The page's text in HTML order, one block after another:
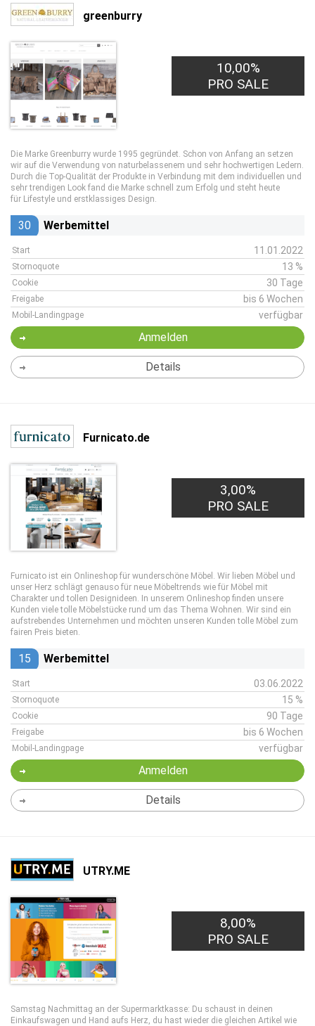
greenburry
10,00%
PRO SALE
Die Marke Greenburry wurde 1995 gegründet. Schon von Anfang an setzen
wir auf die Verwendung von naturbelassenem und sehr hochwertigen Ledern.
Durch die Top-Qualität der Produkte in Verbindung mit dem individuellen und
sehr trendigen Look fand die Marke schnell zum Erfolg und steht heute
für Lifestyle und erstklassiges Design.
30 Werbemittel
Start 11.01.2022
Stornoquote 13 %
Cookie 30 Tage
Freigabe bis 6 Wochen
Mobil-Landingpage verfügbar
Anmelden
Details
Furnicato.de
3,00%
PRO SALE
Furnicato ist ein Onlineshop für wunderschöne Möbel. Wir lieben Möbel und
unser Herz schlägt genauso für neue Möbeltrends wie für Möbel mit
Charakter und tollen Designideen. In unserem Onlineshop finden unsere
Kunden viele tolle Möbelstücke rund um das Thema Wohnen. Wir sind ein
aufstrebendes Unternehmen und möchten unseren Kunden tolle Möbel zum
fairen Preis bieten.
15 Werbemittel
Start 03.06.2022
Stornoquote 15 %
Cookie 90 Tage
Freigabe bis 6 Wochen
Mobil-Landingpage verfügbar
Anmelden
Details
UTRY.ME
8,00%
PRO SALE
Samstag Nachmittag an der Supermarktkasse: Du schaust in deinen
Einkaufswagen und Hand aufs Herz, du hast wieder die gleichen Artikel wie